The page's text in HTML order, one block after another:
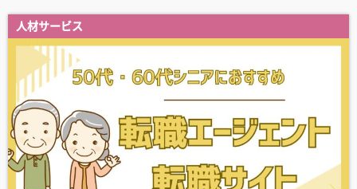
人材サービス